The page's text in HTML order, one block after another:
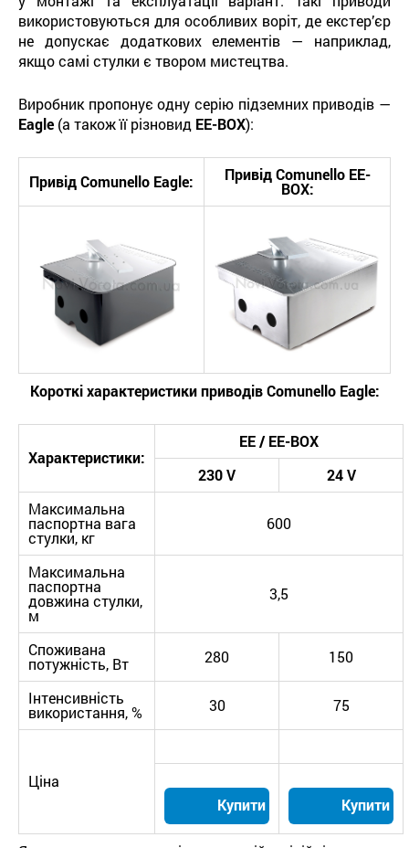
використовуються для особливих воріт, де екстер’єр
не допускає додаткових елементів — наприклад,
якщо самі стулки є твором мистецтва.
Виробник пропонує одну серію підземних приводів —
Eagle (а також її різновид EE-BOX):
ПривідComunello Eagle: ПривідComunello EE-
BOX:
Короткі характеристики приводівComunello Eagle:
Характеристики:
EE/ EE-BOX
230V 24V
Максимальна
паспортна вага
стулки, кг
600
Максимальна
паспортна
довжина стулки,
м
3,5
Споживана
потужність, Вт 280 150
Інтенсивність
використання, % 30 75
Ціна
Купити
Купити